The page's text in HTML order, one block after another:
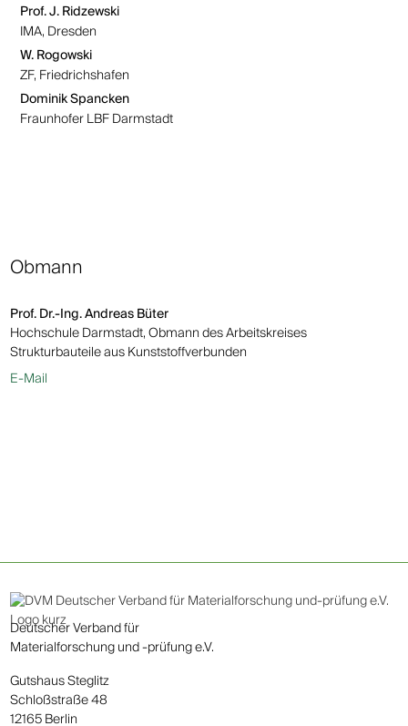
Prof. J. Ridzewski
IMA, Dresden
W. Rogowski
ZF, Friedrichshafen
Dominik Spancken
Fraunhofer LBF Darmstadt
Obmann
Prof. Dr.-Ing. Andreas Büter
Hochschule Darmstadt, Obmann des Arbeitskreises
Strukturbauteile aus Kunststoffverbunden
E-Mail
Deutscher Verband für
Materialforschung und -prüfung e.V.
Gutshaus Steglitz
Schloßstraße 48
12165 Berlin